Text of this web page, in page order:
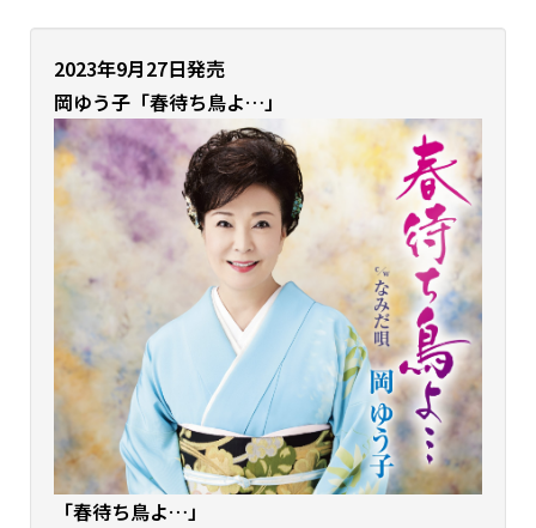
2023年9月27日発売
岡ゆう子「春待ち鳥よ…」
「春待ち鳥よ…」